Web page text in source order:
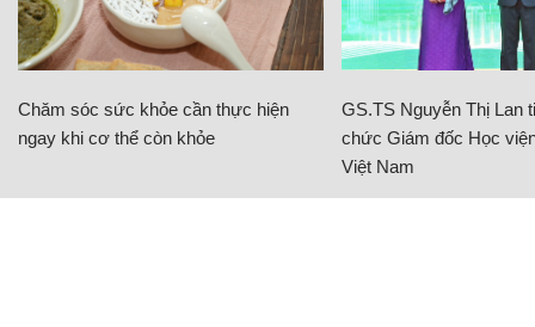
Chăm sóc sức khỏe cần thực hiện
ngay khi cơ thể còn khỏe
GS.TS Nguyễn Thị Lan
chức Giám đốc Học
Việt Nam